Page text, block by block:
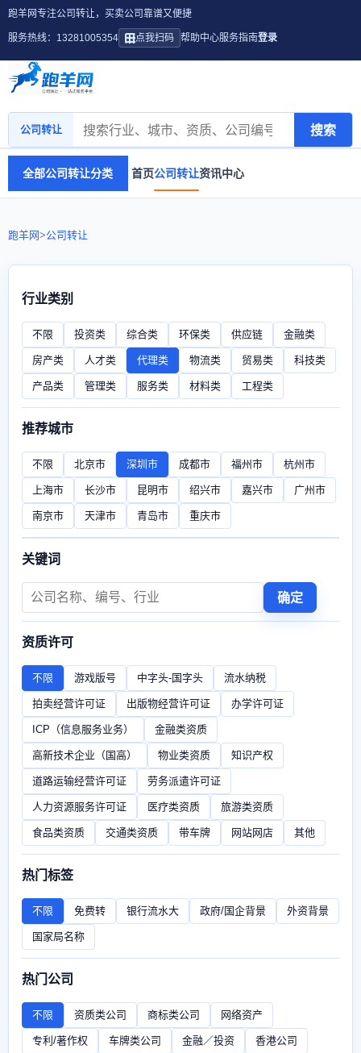
跑羊网专注公司转让，买卖公司靠谱又便捷
服务热线：13281005354 点我扫码 帮助中心服务指南登录
公司转让 搜索
全部公司转让分类 首页公司转让资讯中心
跑羊网>公司转让
行业类别
不限 投资类 综合类 环保类 供应链 金融类
房产类 人才类 代理类 物流类 贸易类 科技类
产品类 管理类 服务类 材料类 工程类
推荐城市
不限 北京市 深圳市 成都市 福州市 杭州市
上海市 长沙市 昆明市 绍兴市 嘉兴市 广州市
南京市 天津市 青岛市 重庆市
关键词
确定
资质许可
不限 游戏版号 中字头-国字头 流水纳税
拍卖经营许可证 出版物经营许可证 办学许可证
ICP（信息服务业务） 金融类资质
高新技术企业（国高） 物业类资质 知识产权
道路运输经营许可证 劳务派遣许可证
人力资源服务许可证 医疗类资质 旅游类资质
食品类资质 交通类资质 带车牌 网站网店 其他
热门标签
不限 免费转 银行流水大 政府/国企背景 外资背景
国家局名称
热门公司
不限 资质类公司 商标类公司 网络资产
专利/著作权 车牌类公司 金融／投资 香港公司